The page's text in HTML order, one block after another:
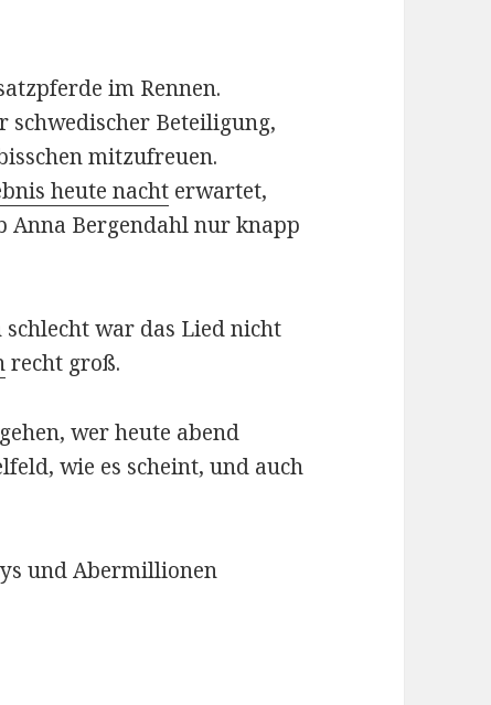
im Rennen.
schwedischer Beteiligung,
mitzufreuen.
heute nacht erwartet,
Anna Bergendahl nur knapp
war das Lied nicht
recht groß.
wer heute abend
wie es scheint, und auch
und Abermillionen